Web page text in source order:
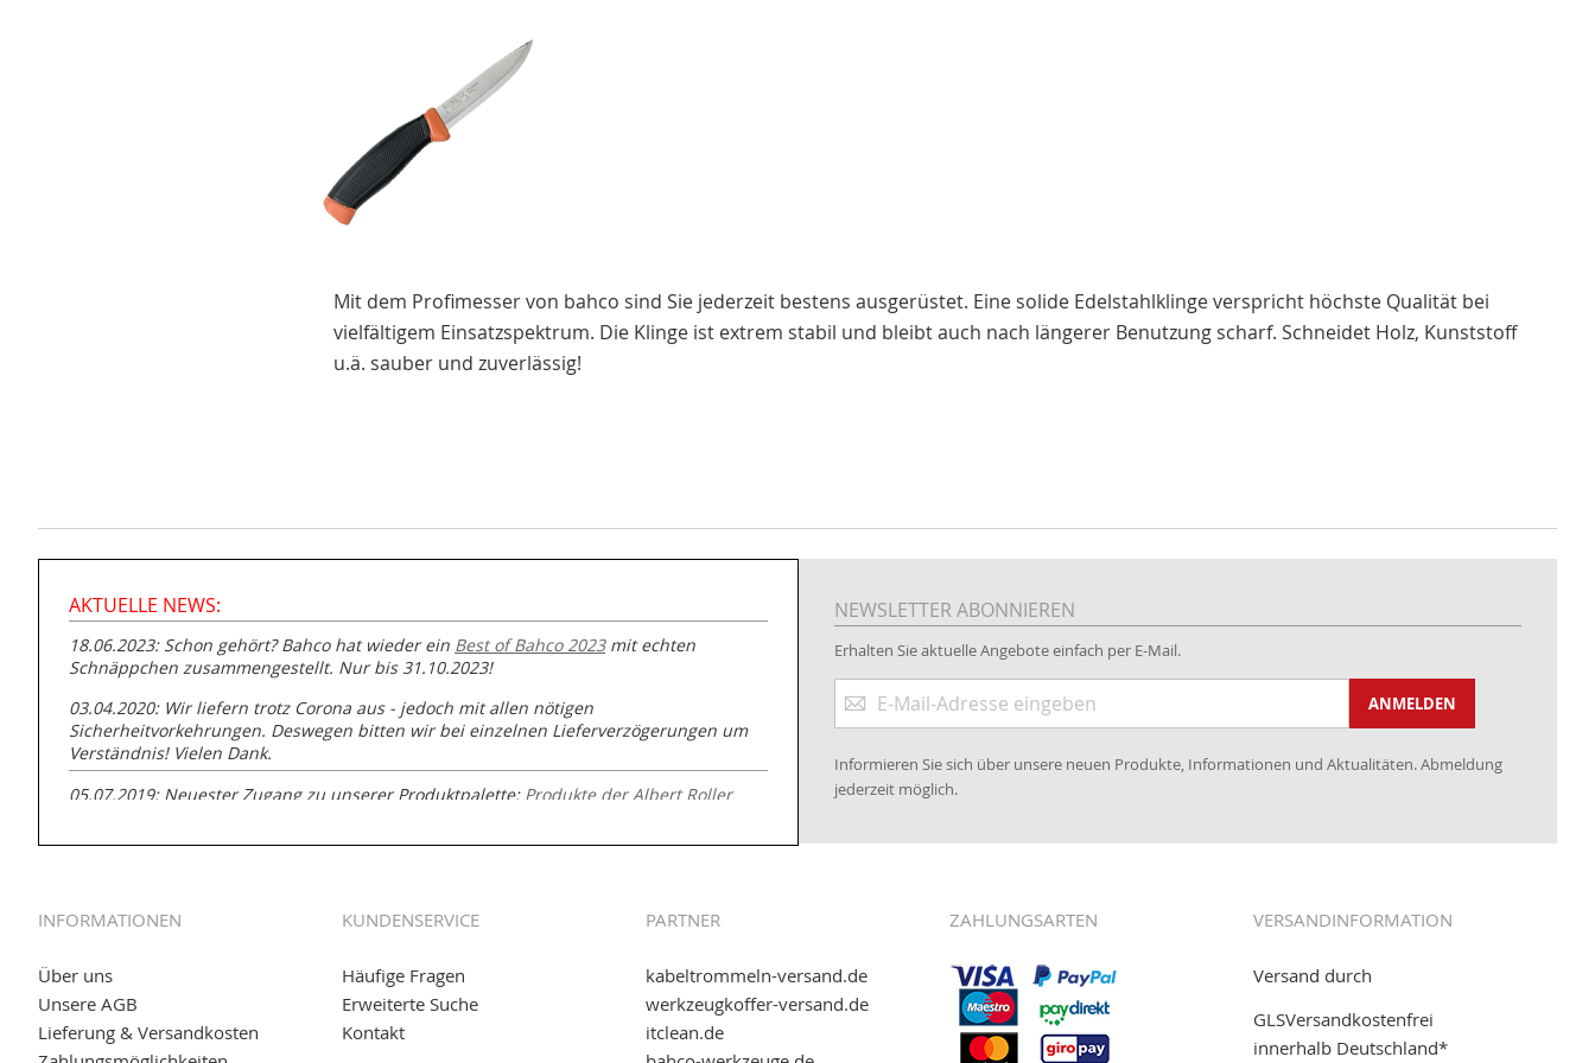
Mit dem Profimesser von bahco sind Sie jederzeit bestens ausgerüstet. Eine solide Edelstahlklinge verspricht höchste Qualität bei
vielfältigem Einsatzspektrum. Die Klinge ist extrem stabil und bleibt auch nach längerer Benutzung scharf. Schneidet Holz, Kunststoff
u.ä. sauber und zuverlässig!
AKTUELLE NEWS:
18.06.2023: Schon gehört? Bahco hat wieder ein Best of Bahco 2023mit echten
Schnäppchen zusammengestellt. Nur bis 31.10.2023!
03.04.2020: Wir liefern trotz Corona aus - jedoch mit allen nötigen
Sicherheitvorkehrungen. Deswegen bitten wir bei einzelnen Lieferverzögerungen um
Verständnis! Vielen Dank.
05.07.2019: Neuester Zugang zu unserer Produktpalette: Produkte der Albert Roller
04.11.2018: Überarbeitung der Corporate Identity (CI)
- Zahlung per paydirekt
16.01.2017:
- Visa & MasterCard (inkl. Maestro)
12.01.2017: JETZT NEU- giropay, SOFORT-Überweisung sowie eps (PAYONE)
NEWSLETTER ABONNIEREN
Erhalten Sie aktuelle Angebote einfach per E-Mail.
zum
ANMELDEN
Informieren Sie sich über unsere neuen Produkte, Informationen und Aktualitäten. Abmeldung
jederzeit möglich.
INFORMATIONEN
Über uns
Unsere AGB
Lieferung & Versandkosten
KUNDENSERVICE
Häufige Fragen
Erweiterte Suche
Kontakt
PARTNER
kabeltrommeln-versand.de
werkzeugkoffer-versand.de
itclean.de
ZAHLUNGSARTEN VERSANDINFORMATION
Versand durch
GLSVersandkostenfrei
innerhalb Deutschland*